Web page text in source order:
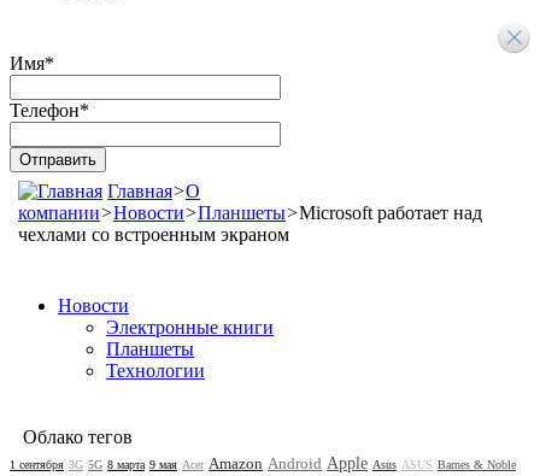
Имя*
Телефон*
Главная>О
компании>Новости>Планшеты>Microsoft работает над
чехлами со встроенным экраном
Новости
Электронные книги
Планшеты
Технологии
Облако тегов
1 сентября 3G 5G 8 марта 9 мая Acer Amazon Android Apple Asus ASUS Barnes & Noble